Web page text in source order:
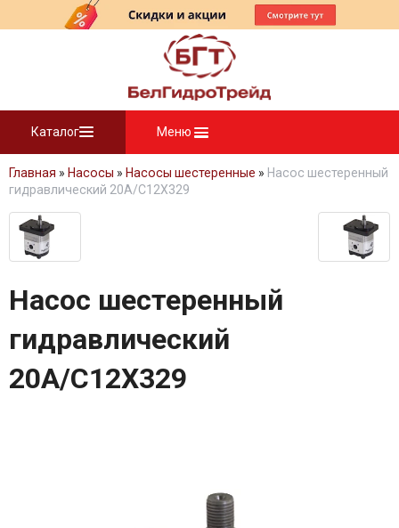
Каталог Меню
Главная » Насосы » Насосы шестеренные » Насос шестеренный
гидравлический 20A/C12X329
Насос шестеренный
гидравлический
20A/C12X329